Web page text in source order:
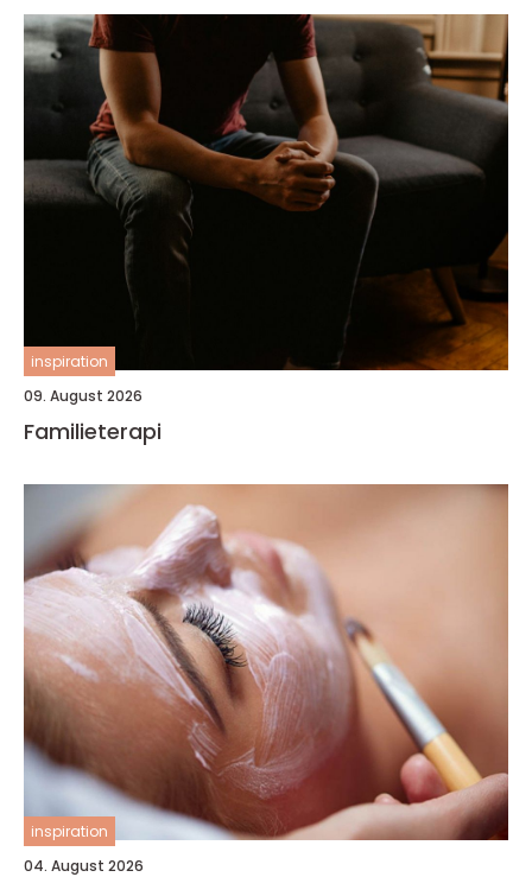
inspiration
09. August 2026
Familieterapi
inspiration
04. August 2026